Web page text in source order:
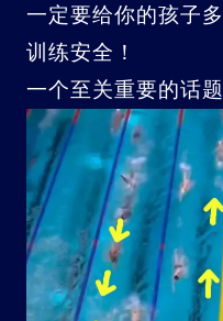
一定要给你的孩子多
训练安全！
一个至关重要的话